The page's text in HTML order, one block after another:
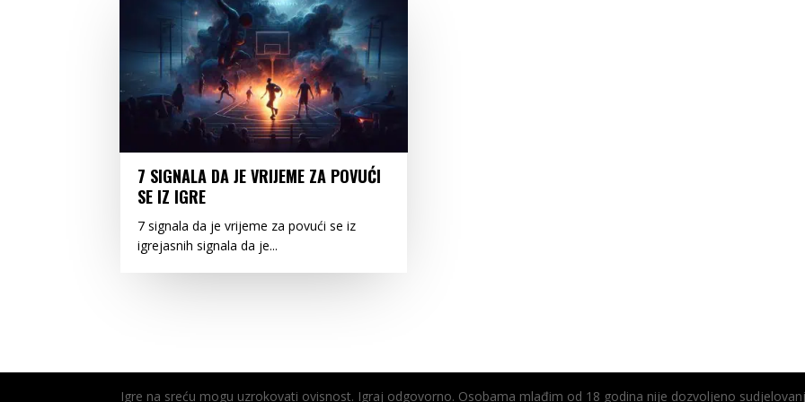
7 SIGNALA DA JE VRIJEME ZA POVUĆI
SE IZ IGRE
7 signala da je vrijeme za povući se iz
igrejasnih signala da je...
Igre na sreću mogu uzrokovati ovisnost. Igraj odgovorno. Osobama mlađim od 18 godina nije dozvoljeno